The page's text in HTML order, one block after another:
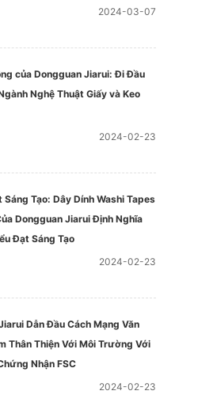
2024-03-07
của Dongguan Jiarui: Đi Đầu
Nghệ Thuật Giấy và Keo
2024-02-23
Sáng Tạo: Dây Dính Washi Tapes
Dongguan Jiarui Định Nghĩa
Đạt Sáng Tạo
2024-02-23
Dẫn Đầu Cách Mạng Văn
Thân Thiện Với Môi Trường Với
Nhận FSC
2024-02-23